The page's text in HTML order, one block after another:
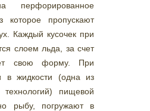
перфорированное
которое пропускают
Каждый кусочек при
слоем льда, за счет
свою форму. При
в жидкости (одна из
пищевой
рыбу, погружают в